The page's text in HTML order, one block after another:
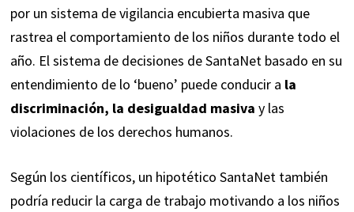
por un sistema de vigilancia encubierta masiva que
rastrea el comportamiento de los niños durante todo el
año. El sistema de decisiones de SantaNet basado en su
entendimiento de lo ‘bueno’ puede conducir a la
discriminación, la desigualdad masiva y las
violaciones de los derechos humanos.
Según los científicos, un hipotético SantaNet también
podría reducir la carga de trabajo motivando a los niños